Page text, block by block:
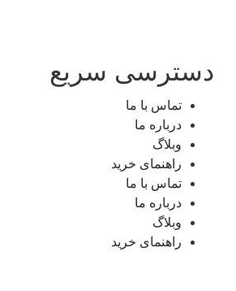
دسترسی سریع
تماس با ما
درباره ما
وبلاگ
راهنمای خرید
تماس با ما
درباره ما
وبلاگ
راهنمای خرید